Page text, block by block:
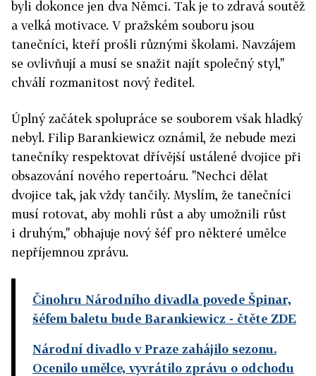
byli dokonce jen dva Němci. Tak je to zdravá soutěž
a velká motivace. V pražském souboru jsou
tanečníci, kteří prošli různými školami. Navzájem
se ovlivňují a musí se snažit najít společný styl,"
chválí rozmanitost nový ředitel.
Úplný začátek spolupráce se souborem však hladký
nebyl. Filip Barankiewicz oznámil, že nebude mezi
tanečníky respektovat dřívější ustálené dvojice při
obsazování nového repertoáru. "Nechci dělat
dvojice tak, jak vždy tančily. Myslím, že tanečníci
musí rotovat, aby mohli růst a aby umožnili růst
i druhým," obhajuje nový šéf pro některé umělce
nepříjemnou zprávu.
Činohru Národního divadla povede Špinar,
šéfem baletu bude Barankiewicz - čtěte ZDE
Národní divadlo v Praze zahájilo sezonu.
Ocenilo umělce, vyvrátilo zprávu o odchodu